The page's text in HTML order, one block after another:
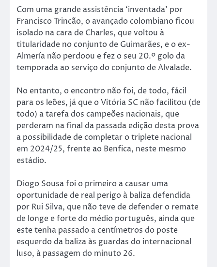
Com uma grande assistência ‘inventada’ por
Francisco Trincão, o avançado colombiano ficou
isolado na cara de Charles, que voltou à
titularidade no conjunto de Guimarães, e o ex-
Almería não perdoou e fez o seu 20.º golo da
temporada ao serviço do conjunto de Alvalade.
No entanto, o encontro não foi, de todo, fácil
para os leões, já que o Vitória SC não facilitou (de
todo) a tarefa dos campeões nacionais, que
perderam na final da passada edição desta prova
a possibilidade de completar o triplete nacional
em 2024/25, frente ao Benfica, neste mesmo
estádio.
Diogo Sousa foi o primeiro a causar uma
oportunidade de real perigo à baliza defendida
por Rui Silva, que não teve de defender o remate
de longe e forte do médio português, ainda que
este tenha passado a centímetros do poste
esquerdo da baliza às guardas do internacional
luso, à passagem do minuto 26.